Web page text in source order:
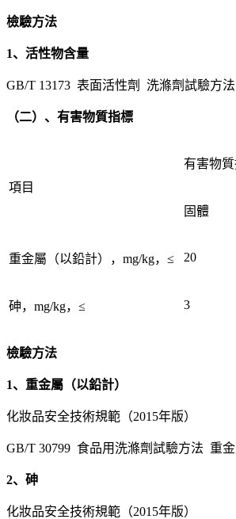
檢驗方法
1、活性物含量
GB/T 13173 表面活性劑 洗滌劑試驗方法
（二）、有害物質指標
項目
有害物
固體
重金屬（以鉛計），mg/kg，≤ 20
砷，mg/kg，≤ 3
檢驗方法
1、重金屬（以鉛計）
化妝品安全技術規範（2015年版）
GB/T 30799 食品用洗滌劑試驗方法 重
2、砷
化妝品安全技術規範（2015年版）